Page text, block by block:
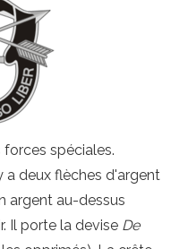
forces spéciales.
a deux flèches d'argent
argent au-dessus
Il porte la devise De